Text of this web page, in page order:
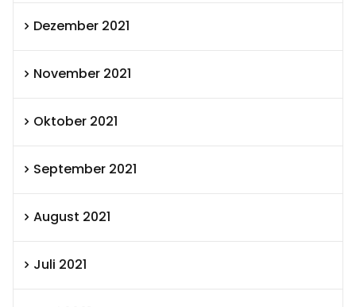
Dezember 2021
November 2021
Oktober 2021
September 2021
August 2021
Juli 2021